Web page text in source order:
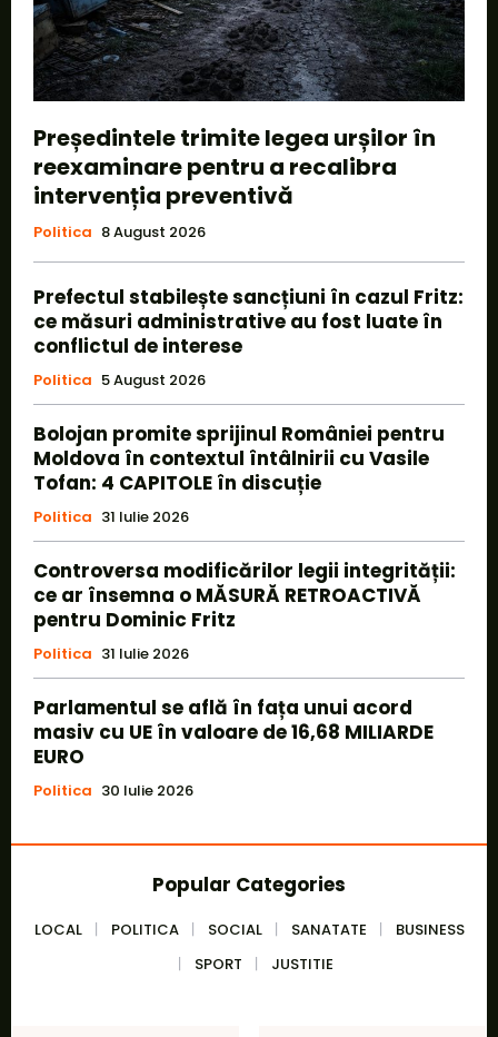
Președintele trimite legea urșilor în
reexaminare pentru a recalibra
intervenția preventivă
Politica 8 August 2026
Prefectul stabilește sancțiuni în cazul Fritz:
ce măsuri administrative au fost luate în
conflictul de interese
Politica 5 August 2026
Bolojan promite sprijinul României pentru
Moldova în contextul întâlnirii cu Vasile
Tofan: 4 CAPITOLE în discuție
Politica 31 Iulie 2026
Controversa modificărilor legii integrității:
ce ar însemna o MĂSURĂ RETROACTIVĂ
pentru Dominic Fritz
Politica 31 Iulie 2026
Parlamentul se află în fața unui acord
masiv cu UE în valoare de 16,68 MILIARDE
EURO
Politica 30 Iulie 2026
Popular Categories
LOCAL POLITICA SOCIAL SANATATE
BUSINESS
SPORT
JUSTITIE